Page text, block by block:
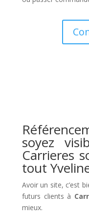
soyez
Carrieres
tout
Avoir un site, c’est
futurs clients à
mieux.